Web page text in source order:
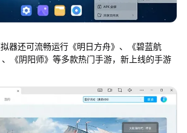
器还可流畅运行《明日方舟》、《碧蓝航
《阴阳师》等多款热门手游，新上线的手游